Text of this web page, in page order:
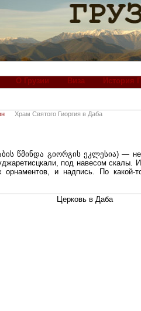
О Грузии Виза История
Храм Святого Гиоргия в Даба
წმინდა გიორგის ეკლესია) —
под навесом скалы.
орнаментов, и надпись. По